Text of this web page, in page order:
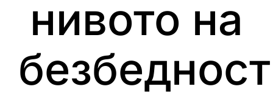
нивото на
безбедност